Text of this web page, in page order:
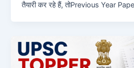
तैयारी कर रहे हैं, तोPrevious Year